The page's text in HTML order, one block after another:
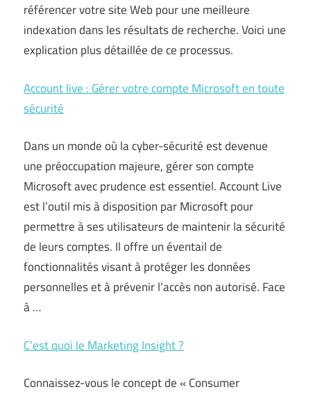
référencer votre site Web pour une meilleure
indexation dans les résultats de recherche. Voici une
explication plus détaillée de ce processus.
Account live : Gérer votre compte Microsoft en toute
sécurité
Dans un monde où la cyber-sécurité est devenue
une préoccupation majeure, gérer son compte
Microsoft avec prudence est essentiel. Account Live
est l’outil mis à disposition par Microsoft pour
permettre à ses utilisateurs de maintenir la sécurité
de leurs comptes. Il offre un éventail de
fonctionnalités visant à protéger les données
personnelles et à prévenir l’accès non autorisé. Face
à …
C’est quoi le Marketing Insight ?
Connaissez-vous le concept de « Consumer